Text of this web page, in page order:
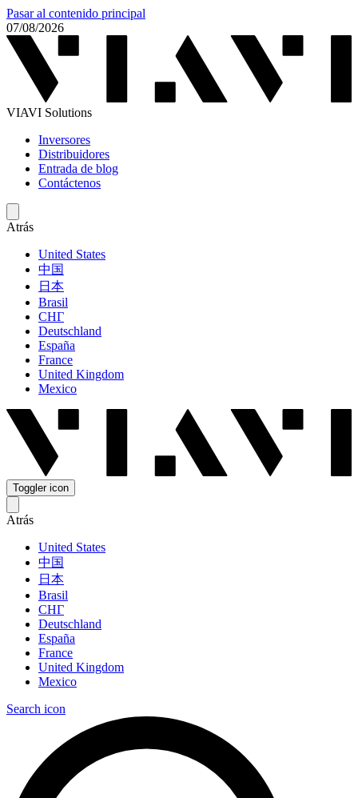
Pasar al contenido principal
07/08/2026
VIAVI Solutions
Inversores
Distribuidores
Entrada de blog
Contáctenos
Atrás
United States
中国
日本
Brasil
СНГ
Deutschland
España
France
United Kingdom
Mexico
Toggler icon
Atrás
United States
中国
日本
Brasil
СНГ
Deutschland
España
France
United Kingdom
Mexico
Search icon